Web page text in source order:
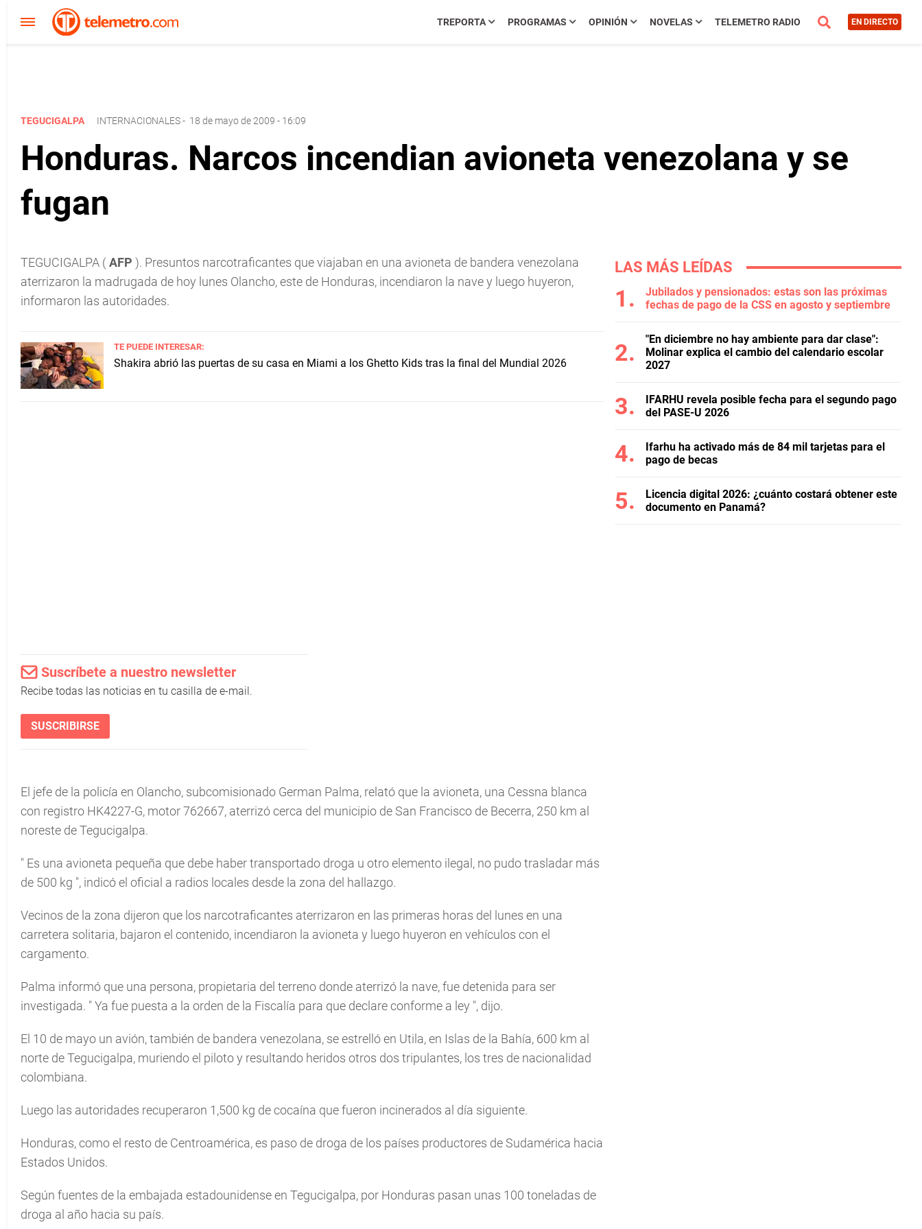
TREPORTA PROGRAMAS OPINIÓN NOVELAS TELEMETRO RADIO EN DIRECTO
TEGUCIGALPA INTERNACIONALES- 18 de mayo de 2009 - 16:09
Honduras. Narcos incendian avioneta venezolana y se
fugan
TEGUCIGALPA (AFP ). Presuntos narcotraficantes que viajaban en una avioneta de bandera venezolana
aterrizaron la madrugada de hoy lunes Olancho, este de Honduras, incendiaron la nave y luego huyeron,
informaron las autoridades.
TE PUEDE INTERESAR:
Shakira abrió las puertas de su casa en Miami a los Ghetto Kids tras la final del Mundial 2026
Suscríbete a nuestro newsletter
Recibe todas las noticias en tu casilla de e-mail.
SUSCRIBIRSE
El jefe de la policía en Olancho, subcomisionado German Palma, relató que la avioneta, una Cessna blanca
con registro HK4227-G, motor 762667, aterrizó cerca del municipio de San Francisco de Becerra, 250 km al
noreste de Tegucigalpa.
" Es una avioneta pequeña que debe haber transportado droga u otro elemento ilegal, no pudo trasladar más
de 500 kg ", indicó el oficial a radios locales desde la zona del hallazgo.
Vecinos de la zona dijeron que los narcotraficantes aterrizaron en las primeras horas del lunes en una
carretera solitaria, bajaron el contenido, incendiaron la avioneta y luego huyeron en vehículos con el
cargamento.
Palma informó que una persona, propietaria del terreno donde aterrizó la nave, fue detenida para ser
investigada. "Ya fue puesta a la orden de la Fiscalía para que declare conforme a ley ", dijo.
El 10 de mayo un avión, también de bandera venezolana, se estrelló en Utila, en Islas de la Bahía, 600 km al
norte de Tegucigalpa, muriendo el piloto y resultando heridos otros dos tripulantes, los tres de nacionalidad
colombiana.
Luego las autoridades recuperaron 1,500 kg de cocaína que fueron incinerados al día siguiente.
Honduras, como el resto de Centroamérica, es paso de droga de los países productores de Sudamérica hacia
Estados Unidos.
Según fuentes de la embajada estadounidense en Tegucigalpa, por Honduras pasan unas 100 toneladas de
droga al año hacia su país.
LAS MÁS LEÍDAS
Jubilados y pensionados: estas son las próximas
fechas de pago de la CSS en agosto y septiembre
"En diciembre no hay ambiente para dar clase":
Molinar explica el cambio del calendario escolar
2027
IFARHU revela posible fecha para el segundo pago
del PASE-U 2026
Ifarhu ha activado más de 84 mil tarjetas para el
pago de becas
Licencia digital 2026: ¿cuánto costará obtener este
documento en Panamá?